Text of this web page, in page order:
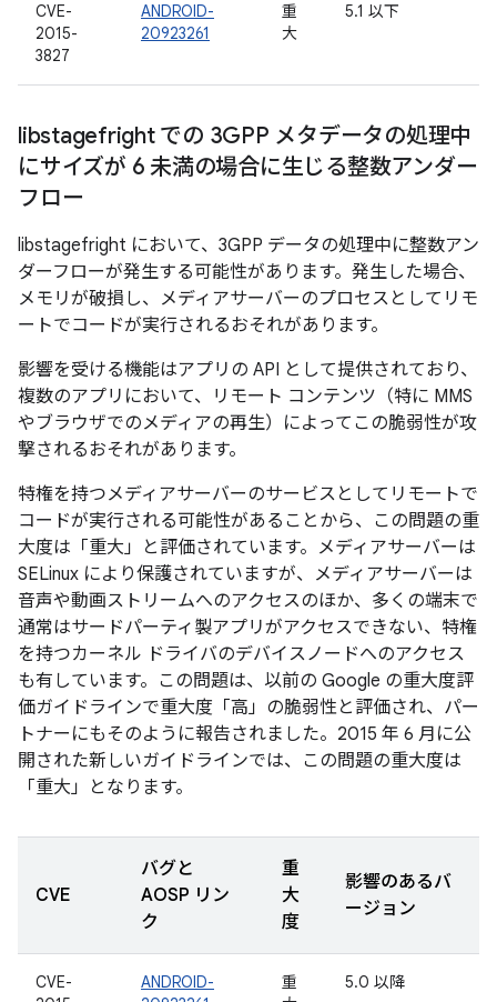
CVE-
2015-
3827
ANDROID-
20923261
重
大
5.1 以下
libstagefright での 3GPP メタデータの処理中
にサイズが 6 未満の場合に生じる整数アンダー
フロー
libstagefright において、3GPP データの処理中に整数アン
ダーフローが発生する可能性があります。発生した場合、
メモリが破損し、メディアサーバーのプロセスとしてリモ
ートでコードが実行されるおそれがあります。
影響を受ける機能はアプリの API として提供されており、
複数のアプリにおいて、リモート コンテンツ（特に MMS
やブラウザでのメディアの再生）によってこの脆弱性が攻
撃されるおそれがあります。
特権を持つメディアサーバーのサービスとしてリモートで
コードが実行される可能性があることから、この問題の重
大度は「重大」と評価されています。メディアサーバーは
SELinux により保護されていますが、メディアサーバーは
音声や動画ストリームへのアクセスのほか、多くの端末で
通常はサードパーティ製アプリがアクセスできない、特権
を持つカーネル ドライバのデバイスノードへのアクセス
も有しています。この問題は、以前の Google の重大度評
価ガイドラインで重大度「高」の脆弱性と評価され、パー
トナーにもそのように報告されました。2015 年 6 月に公
開された新しいガイドラインでは、この問題の重大度は
「重大」となります。
CVE
バグと
AOSP リン
ク
重
大
度
影響のあるバ
ージョン
CVE-
ANDROID-
重
5.0 以降